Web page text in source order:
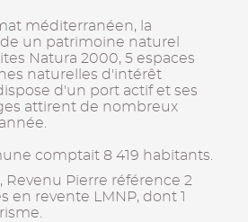
méditerranéen, la
un patrimoine naturel
Natura 2000, 5 espaces
naturelles d'intérêt
d'un port actif et ses
attirent de nombreux
comptait 8 419 habitants.
Revenu Pierre référence 2
en revente LMNP, dont 1